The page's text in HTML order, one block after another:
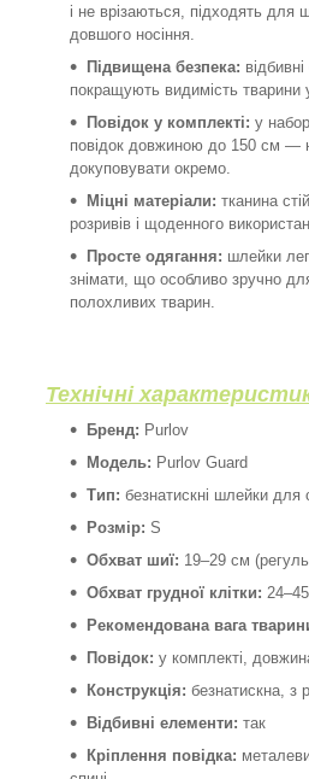
і не врізаються, підходять для
довшого носіння.
Підвищена безпека:
покращують видимість тварини
Повідок у комплекті: у
повідок довжиною до 150 см —
докуповувати окремо.
Міцні матеріали: тканина
розривів і щоденного
Просте одягання: шлейки
знімати, що особливо зручно
полохливих тварин.
Технічні
Бренд: Purlov
Модель: Purlov Guard
Тип: безнатискні шлейки для
Розмір: S
Обхват шиї: 19–29 см
Обхват грудної клітки:
Рекомендована вага
Повідок: у комплекті,
Конструкція: безнатискна, з
Відбивні елементи: так
Кріплення повідка: